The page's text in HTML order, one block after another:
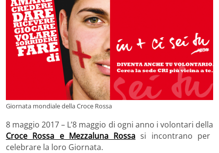
Giornata mondiale della Croce Rossa
8 maggio 2017 – L’8 maggio di ogni anno i volontari della
Croce Rossa e Mezzaluna Rossa si incontrano per
celebrare la loro Giornata.